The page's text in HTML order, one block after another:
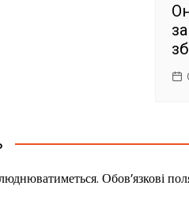
Обов’язкові